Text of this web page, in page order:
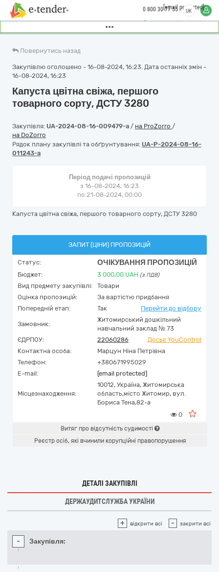
Замовити дзвінок
0 800 30 77 55[email protected]
UK
Повернутись назад
Закупівлю оголошено - 16-08-2024, 16:23. Дата останніх змін -
16-08-2024, 16:23
Капуста цвітна свіжа, першого
товарного сорту, ДСТУ 3280
Закупівля: UA-2024-08-16-009479-a / на ProZorro /
на DoZorro
Рядок плану закупівлі та обґрунтування: UA-P-2024-08-16-
011243-a
Період подачі пропозицій
з 16-08-2024, 16:23
по 21-08-2024, 00:00
Капуста цвітна свіжа, першого товарного сорту, ДСТУ 3280
ЗАПИТ (ЦІНИ) ПРОПОЗИЦІЙ
Статус: ОЧІКУВАННЯ ПРОПОЗИЦІЙ
Бюджет: 3 000,00 UAH (з ПДВ)
Вид предмету закупівлі:
Товари
Оцінка пропозицій:
За вартістю придбання
Попередній етап:
Так Перейти до відбору
Замовник:
Житомирський дошкільний
навчальний заклад № 73
ЄДРПОУ:
22060286
Досьє YouControl
Контактна особа:
Марцун Ніна Петрівна
Телефон:
+380671995029
E-mail:
[email protected]
Місцезнаходження:
10012, Україна, Житомирська
область,місто Житомир, вул.
Бориса Тена,82-а
0
Витяг про відсутність судимості
Реєстр осіб, які вчинили корупційні правопорушення
ДЕТАЛІ ЗАКУПІВЛІ
ДЕРЖАУДИТСЛУЖБА УКРАЇНИ
+ відкрити всі - закрити всі
- Закупівля: